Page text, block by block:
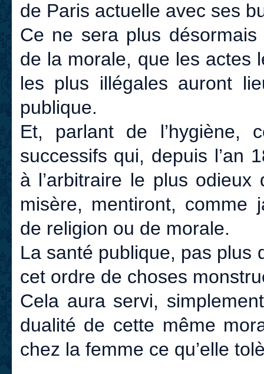
de Paris actuelle avec ses
Ce ne sera plus
de la morale, que les actes
les plus illégales auront
publique.
Et, parlant de l’hygiène,
successifs qui, depuis l’an
à l’arbitraire le plus
misère, mentiront, comme
de religion ou de morale.
La santé publique, pas
cet ordre de choses
Cela aura servi,
dualité de cette même
chez la femme ce qu’elle